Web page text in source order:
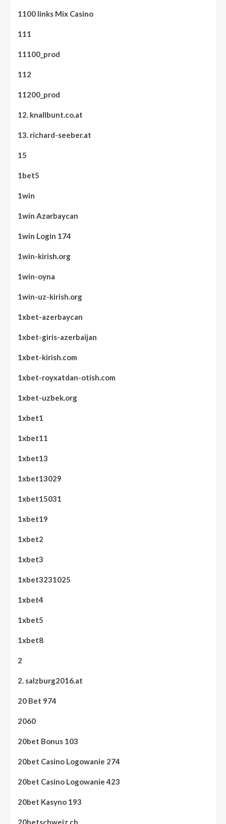
1100 links Mix Casino
111
11100_prod
112
11200_prod
12. knallbunt.co.at
13. richard-seeber.at
15
1bet5
1win
1win Azərbaycan
1win Login 174
1win-kirish.org
1win-oyna
1win-uz-kirish.org
1xbet-azerbaycan
1xbet-giris-azerbaijan
1xbet-kirish.com
1xbet-royxatdan-otish.com
1xbet-uzbek.org
1xbet1
1xbet11
1xbet13
1xbet13029
1xbet15031
1xbet19
1xbet2
1xbet3
1xbet3231025
1xbet4
1xbet5
1xbet8
2
2. salzburg2016.at
20 Bet 974
2060
20bet Bonus 103
20bet Casino Logowanie 274
20bet Casino Logowanie 423
20bet Kasyno 193
20betschweiz.ch